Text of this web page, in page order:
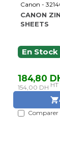
Canon -
CANON
SHEETS
En Stock
184,80
154,00 DH HT
Comparer